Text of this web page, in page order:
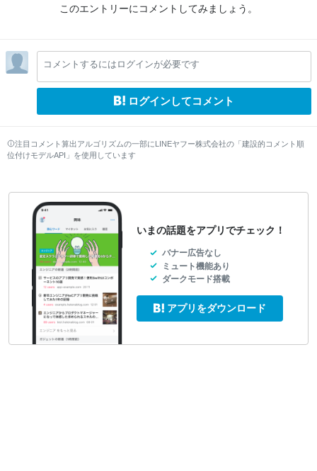
このエントリーにコメントしてみましょう。
コメントするにはログインが必要です
ログインしてコメント
注目コメント算出アルゴリズムの一部にLINEヤフー株式会社の「建設的コメント順
位付けモデルAPI」を使用しています
いまの話題をアプリでチェック！
バナー広告なし
ミュート機能あり
ダークモード搭載
アプリをダウンロード